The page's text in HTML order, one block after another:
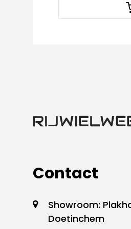
Contact
Showroom:
Doetinchem